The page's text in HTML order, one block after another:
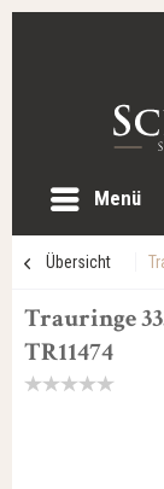
Menü
Übersicht
Trauringe
TR11474